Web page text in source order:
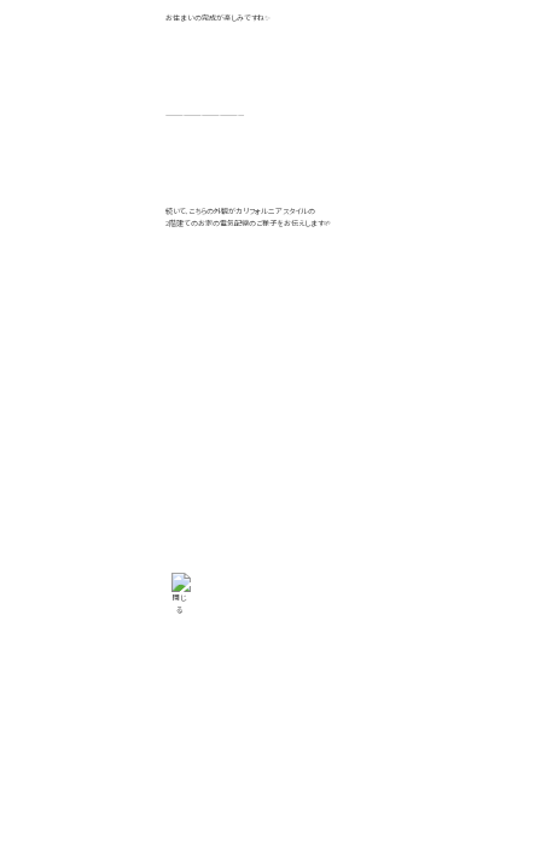
お住まいの完成が楽しみですね✨
—————————————
続いて、こちらの外観がカリフォルニアスタイルの
2階建てのお家の電気配線のご様子をお伝えします🌱